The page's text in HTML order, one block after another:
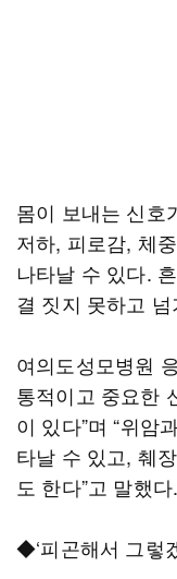
몸이 보내는 신호
저하, 피로감, 체
나타날 수 있다.
결 짓지 못하고
여의도성모병원
통적이고 중요한
이 있다”며 “위암
타날 수 있고, 췌
도 한다”고 말했다.
◆‘피곤해서 그렇